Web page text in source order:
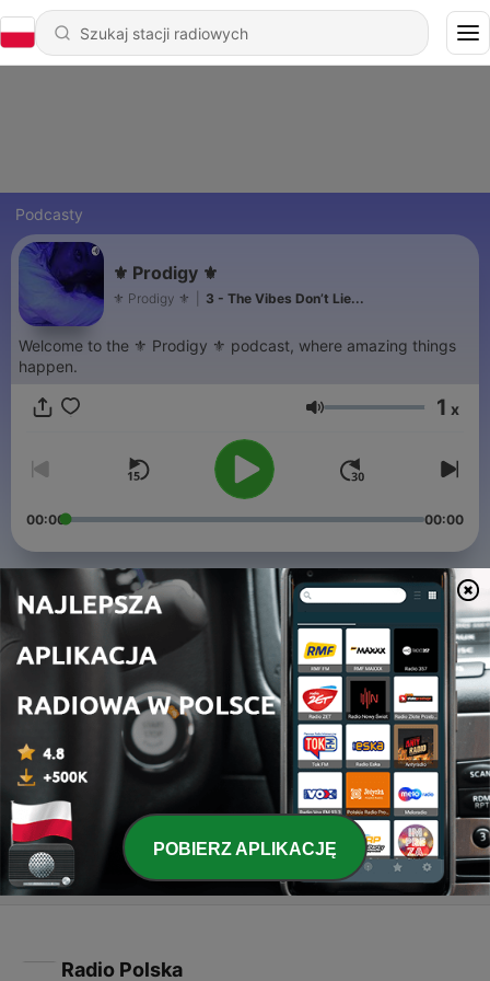
Podcasty
⚜ Prodigy ⚜
⚜ Prodigy ⚜ 3 - The Vibes Don’t Lie...
Welcome to the ⚜ Prodigy ⚜ podcast, where amazing things
happen.
Głośność 1 x
00:00 00:00
Odcinki
3 - The Vibes Don’t Lie...
Morgan Freeman accused of Sexual Harassment?!
24 maj 2018
The first of many...
22 maj 2018
Radio Polska
POBIERZ APLIKACJĘ